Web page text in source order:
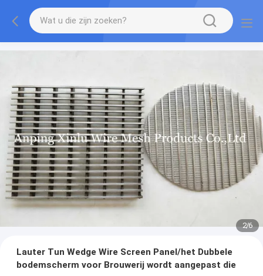
2/6
Lauter Tun Wedge Wire Screen Panel/het Dubbele
bodemscherm voor Brouwerij wordt aangepast die